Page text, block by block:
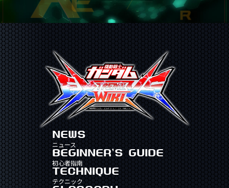
NEWS
ニュース
BEGINNER'S GUIDE
初心者指南
TECHNIQUE
テクニック